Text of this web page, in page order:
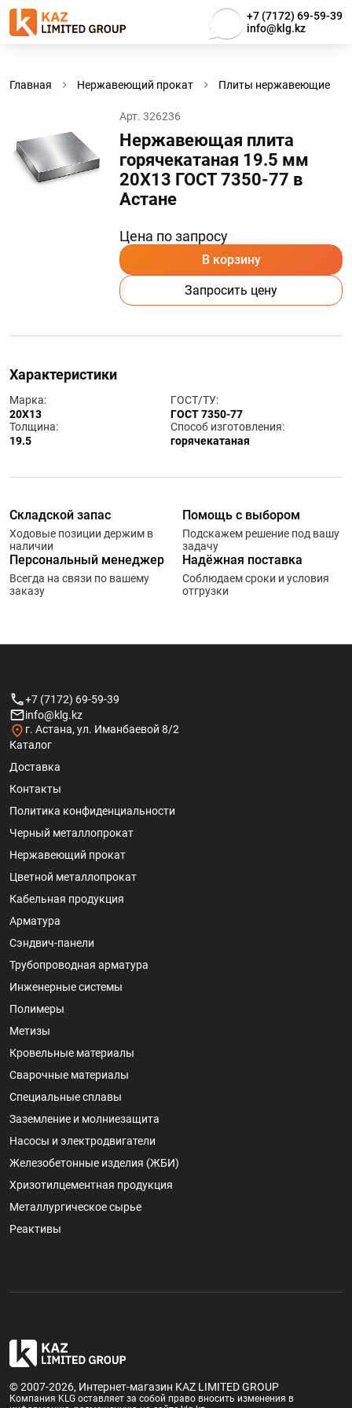
+7 (7172) 69-59-39
info@klg.kz
Главная Нержавеющий прокат Плиты нержавеющие
Арт. 326236
Нержавеющая плита
горячекатаная 19.5 мм
20Х13 ГОСТ 7350-77 в
Астанe
Цена по запросу
В корзину
Запросить цену
Характеристики
Марка:
20Х13
ГОСТ/ТУ:
ГОСТ 7350-77
Толщина:
19.5
Способ изготовления:
горячекатаная
Складской запас
Ходовые позиции держим в
наличии
Помощь с выбором
Подскажем решение под вашу
задачу
Персональный менеджер
Всегда на связи по вашему
заказу
Надёжная поставка
Соблюдаем сроки и условия
отгрузки
+7 (7172) 69-59-39
info@klg.kz
г. Астана, ул. Иманбаевой 8/2
Каталог
Доставка
Контакты
Политика конфиденциальности
Черный металлопрокат
Нержавеющий прокат
Цветной металлопрокат
Кабельная продукция
Арматура
Сэндвич-панели
Трубопроводная арматура
Инженерные системы
Полимеры
Метизы
Кровельные материалы
Сварочные материалы
Специальные сплавы
Заземление и молниезащита
Насосы и электродвигатели
Железобетонные изделия (ЖБИ)
Хризотилцементная продукция
Металлургическое сырье
Реактивы
© 2007-2026, Интернет-магазин KAZ LIMITED GROUP
Компания KLG оставляет за собой право вносить изменения в